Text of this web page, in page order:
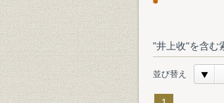
"井上收"を含
並び替え